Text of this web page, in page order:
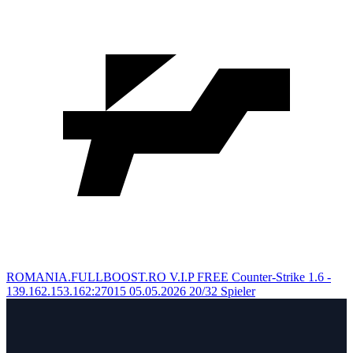
ROMANIA.FULLBOOST.RO V.I.P FREE Counter-Strike 1.6 -
139.162.153.162:27015 05.05.2026 20/32 Spieler